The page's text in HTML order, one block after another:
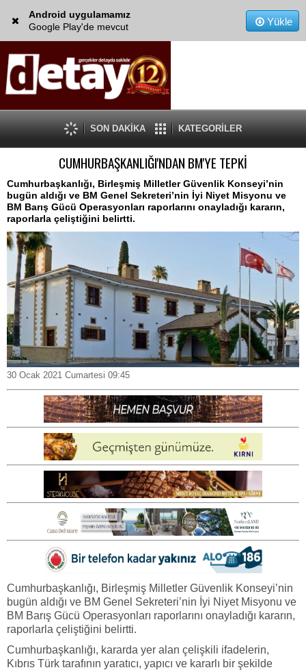
Android uygulamamız
Google Play'de mevcut
Yükle
SON DAKİKA KATEGORİLER
CUMHURBAŞKANLIĞI'NDAN BM'YE TEPKİ
Cumhurbaşkanlığı, Birleşmiş Milletler Güvenlik Konseyi’nin
bugün aldığı ve BM Genel Sekreteri’nin İyi Niyet Misyonu ve
BM Barış Gücü Operasyonları raporlarını onayladığı kararın,
raporlarla çeliştiğini belirtti.
30 Ocak 2021 Cumartesi 09:45
Cumhurbaşkanlığı, Birleşmiş Milletler Güvenlik Konseyi’nin
bugün aldığı ve BM Genel Sekreteri’nin İyi Niyet Misyonu ve
BM Barış Gücü Operasyonları raporlarını onayladığı kararın,
raporlarla çeliştiğini belirtti.
Cumhurbaşkanlığı, kararda yer alan çelişkili ifadelerin,
Kıbrıs Türk tarafının yaratıcı, yapıcı ve kararlı bir şekilde